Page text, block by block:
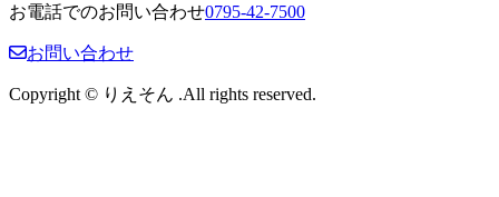
お電話でのお問い合わせ0795-42-7500
お問い合わせ
Copyright © りえそん .All rights reserved.